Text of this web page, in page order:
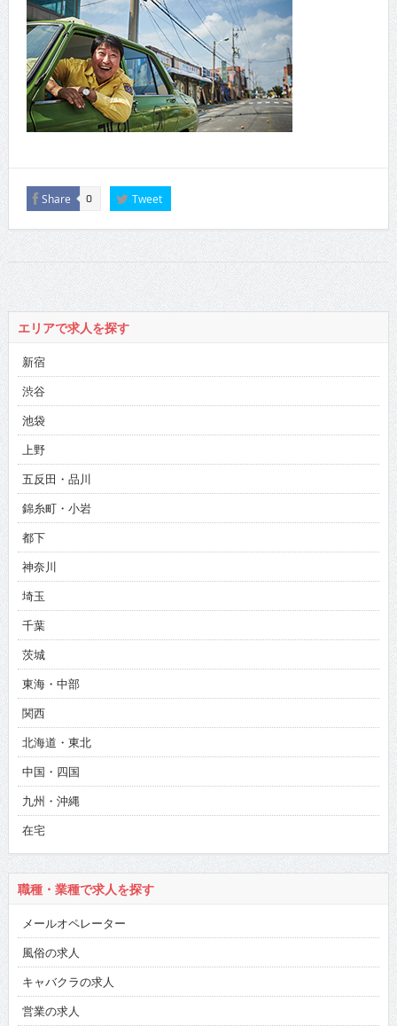
Share 0 Tweet
エリアで求人を探す
新宿
渋谷
池袋
上野
五反田・品川
錦糸町・小岩
都下
神奈川
埼玉
千葉
茨城
東海・中部
関西
北海道・東北
中国・四国
九州・沖縄
在宅
職種・業種で求人を探す
メールオペレーター
風俗の求人
キャバクラの求人
営業の求人